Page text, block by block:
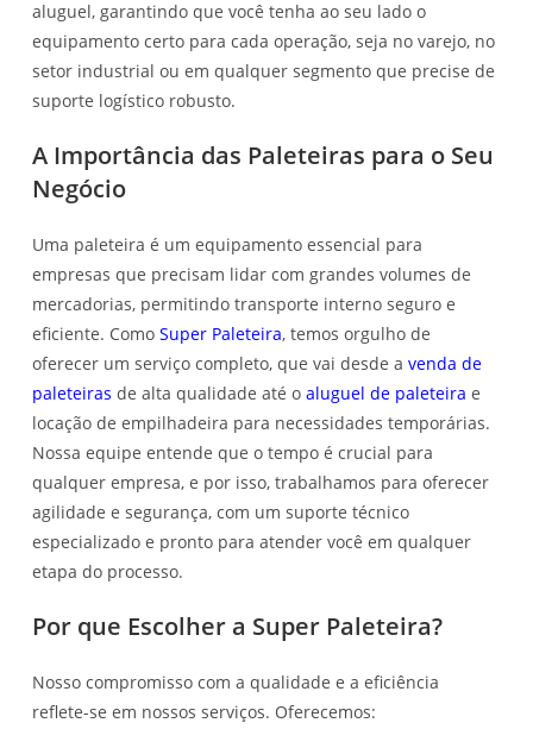
aluguel, garantindo que você tenha ao seu lado o
equipamento certo para cada operação, seja no varejo, no
setor industrial ou em qualquer segmento que precise de
suporte logístico robusto.
A Importância das Paleteiras para o Seu
Negócio
Uma paleteira é um equipamento essencial para
empresas que precisam lidar com grandes volumes de
mercadorias, permitindo transporte interno seguro e
eficiente. Como Super Paleteira, temos orgulho de
oferecer um serviço completo, que vai desde avenda de
paleteiras de alta qualidade até oaluguel de paleteira e
locação de empilhadeira para necessidades temporárias.
Nossa equipe entende que o tempo é crucial para
qualquer empresa, e por isso, trabalhamos para oferecer
agilidade e segurança, com um suporte técnico
especializado e pronto para atender você em qualquer
etapa do processo.
Por que Escolher a Super Paleteira?
Nosso compromisso com a qualidade e a eficiência
reflete-se em nossos serviços. Oferecemos: